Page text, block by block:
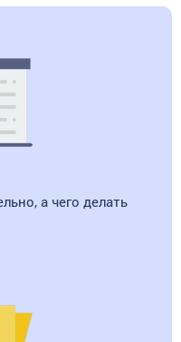
а чего делать